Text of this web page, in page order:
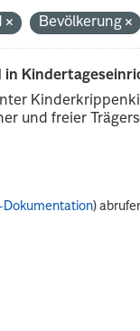
Bevölkerung
und freier
Dokumentation)